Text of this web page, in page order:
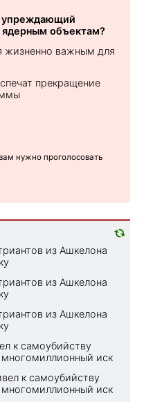
упреждающий
объектам?
жизненно важным для
прекращение
нужно проголосовать
из Ашкелона
из Ашкелона
из Ашкелона
к самоубийству
иск
к самоубийству
иск